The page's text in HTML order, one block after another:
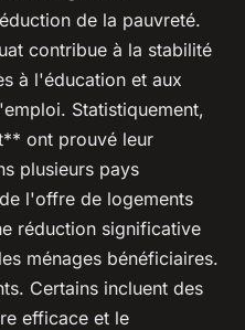
de la pauvreté.
contribue à la stabilité
à l'éducation et aux
Statistiquement,
ont prouvé leur
plusieurs pays
l'offre de logements
réduction significative
ménages bénéficiaires.
Certains incluent des
efficace et le